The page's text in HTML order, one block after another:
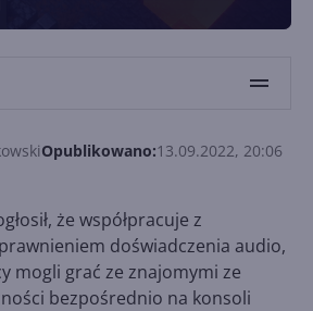
Opublikowano:13.09.2022, 20:06
że współpracuje z
doświadczenia audio,
mogli grać ze znajomymi ze
bezpośrednio na konsoli